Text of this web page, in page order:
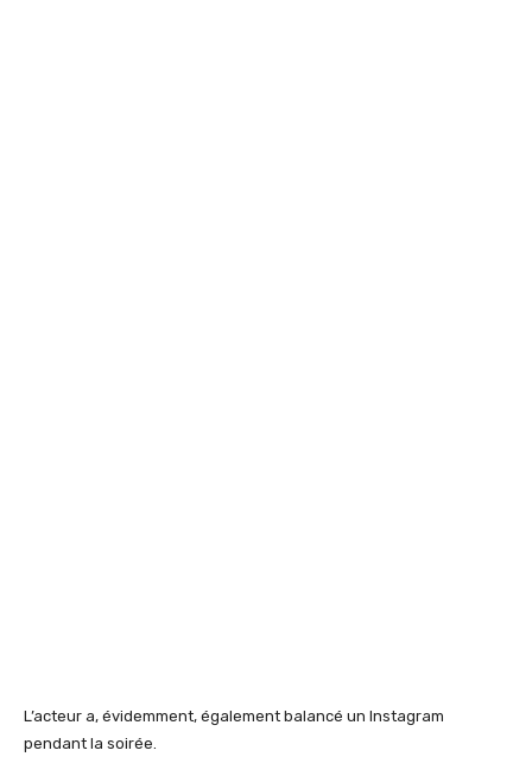
L’acteur a, évidemment, également balancé un Instagram
pendant la soirée.